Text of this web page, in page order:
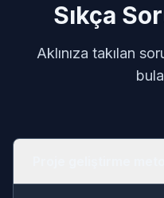
Sıkça
Aklınıza takılan